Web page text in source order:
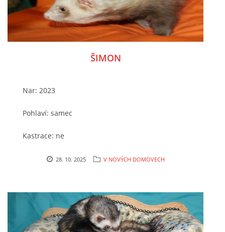
ŠIMON
Nar: 2023
Pohlaví: samec
Kastrace: ne
Očkování / čip: ano
Místo nálezu/způsobe přijetí do útulku: od
majitele
28. 10. 2025 V NOVÝCH DOMOVECH